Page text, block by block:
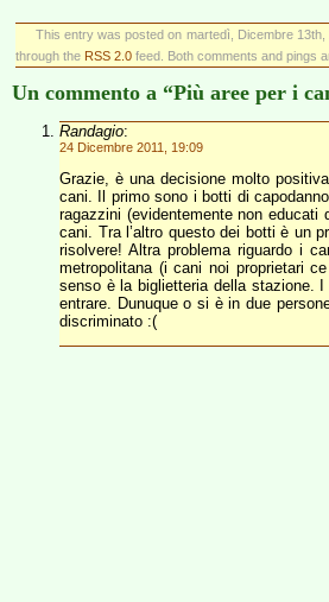
This entry was posted on martedì, Dicembre
through the RSS 2.0 feed. Both comments and pings
Un commento a “Più aree per i
Randagio:
24 Dicembre 2011, 19:09
Grazie, è una decisione molto
cani. Il primo sono i botti di
ragazzini (evidentemente non educati
cani. Tra l’altro questo dei botti è un
risolvere! Altra problema riguardo i
metropolitana (i cani noi proprietari
senso è la biglietteria della stazione.
entrare. Dunuque o si è in due
discriminato :(